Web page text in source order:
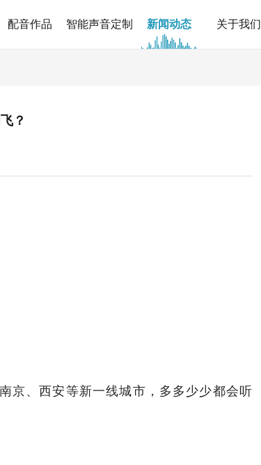
配音作品 智能声音定制 新闻动态 关于我们
？
京、西安等新一线城市，多多少少都会听